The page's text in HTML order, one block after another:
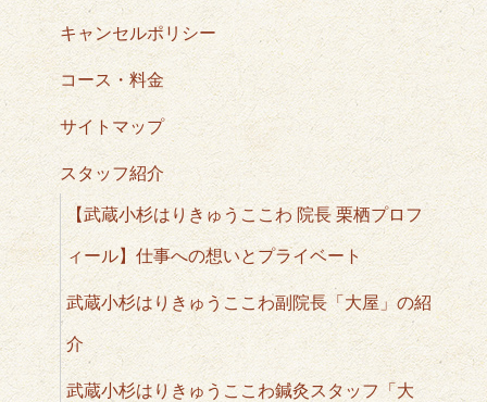
キャンセルポリシー
コース・料金
サイトマップ
スタッフ紹介
【武蔵小杉はりきゅうここわ 院長 栗栖プロフ
ィール】仕事への想いとプライベート
武蔵小杉はりきゅうここわ副院長「大屋」の紹
介
武蔵小杉はりきゅうここわ鍼灸スタッフ「大